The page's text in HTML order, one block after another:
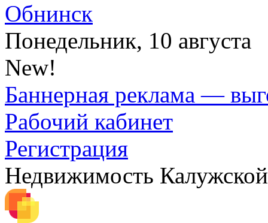
Обнинск
Понедельник, 10 августа
New!
Баннерная реклама —
Рабочий кабинет
Регистрация
Недвижимость